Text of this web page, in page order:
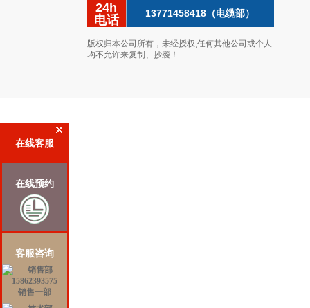
在线客服
在线预约
客服咨询
销售一部
24h
电话
13771458418（电缆部）
版权归本公司所有，未经授权,任何其他公司或个人
均不允许来复制、抄袭！